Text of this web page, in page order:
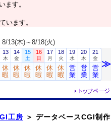
ます。
います。
8/13(木)～8/18(火)
工房 ＞ データベースCGI制作